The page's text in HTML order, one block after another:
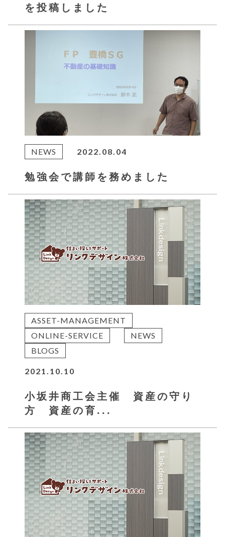
を投稿しました
NEWS 2022.08.04
勉強会で講師を務めました
ASSET-MANAGEMENT
ONLINE-SERVICE
NEWS
BLOGS
2021.10.10
小坂井商工会主催 資産の守り
方 資産の育...